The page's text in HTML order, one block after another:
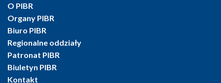
O PIBR
Organy PIBR
Biuro PIBR
Regionalne oddziały
Patronat PIBR
Biuletyn PIBR
Kontakt